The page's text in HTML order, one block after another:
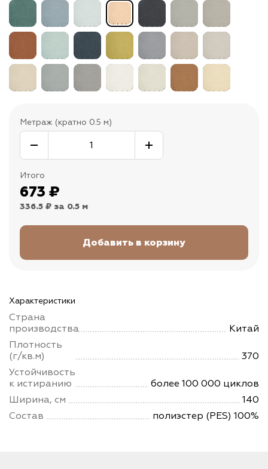
Метраж (кратно 0.5 м)
Итого
673 ₽
336.5 ₽ за 0.5 м
Характеристики
Страна
производства
Китай
Плотность
(г/кв.м)
370
Устойчивость
к истиранию
более 100 000 циклов
Ширина, см
140
Состав
полиэстер (PES) 100%